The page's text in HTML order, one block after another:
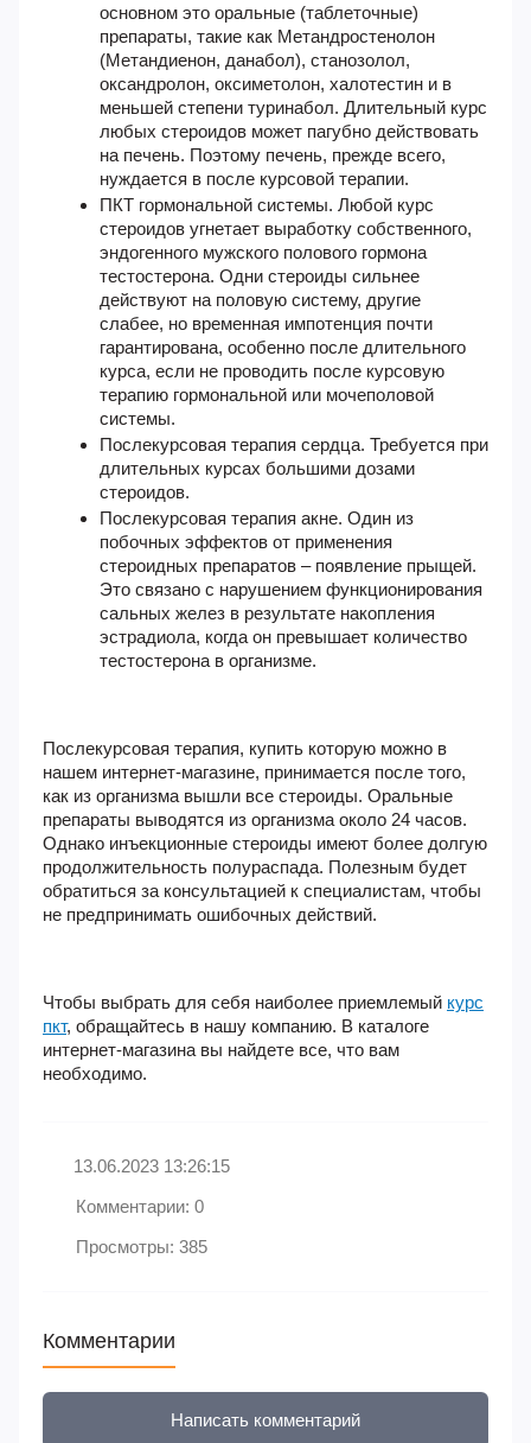
основном это оральные (таблеточные)
препараты, такие как Метандростенолон
(Метандиенон, данабол), станозолол,
оксандролон, оксиметолон, халотестин и в
меньшей степени туринабол. Длительный курс
любых стероидов может пагубно действовать
на печень. Поэтому печень, прежде всего,
нуждается в после курсовой терапии.
ПКТ гормональной системы. Любой курс
стероидов угнетает выработку собственного,
эндогенного мужского полового гормона
тестостерона. Одни стероиды сильнее
действуют на половую систему, другие
слабее, но временная импотенция почти
гарантирована, особенно после длительного
курса, если не проводить после курсовую
терапию гормональной или мочеполовой
системы.
Послекурсовая терапия сердца. Требуется при
длительных курсах большими дозами
стероидов.
Послекурсовая терапия акне. Один из
побочных эффектов от применения
стероидных препаратов – появление прыщей.
Это связано с нарушением функционирования
сальных желез в результате накопления
эстрадиола, когда он превышает количество
тестостерона в организме.
Послекурсовая терапия, купить которую можно в
нашем интернет-магазине, принимается после того,
как из организма вышли все стероиды. Оральные
препараты выводятся из организма около 24 часов.
Однако инъекционные стероиды имеют более долгую
продолжительность полураспада. Полезным будет
обратиться за консультацией к специалистам, чтобы
не предпринимать ошибочных действий.
Чтобы выбрать для себя наиболее приемлемый курс
пкт, обращайтесь в нашу компанию. В каталоге
интернет-магазина вы найдете все, что вам
необходимо.
13.06.2023 13:26:15
Комментарии: 0
Просмотры: 385
Комментарии
Написать комментарий